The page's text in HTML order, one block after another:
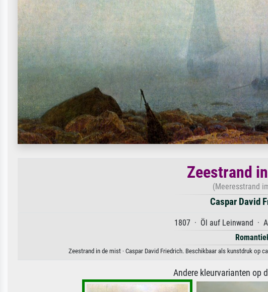
Zeestrand
(Meeresstrand
Caspar David
1807 · Öl auf Leinwand ·
Zeestrand in de mist · Caspar David Friedrich. Beschikbaar als kunstdruk op
Andere kleurvarianten op